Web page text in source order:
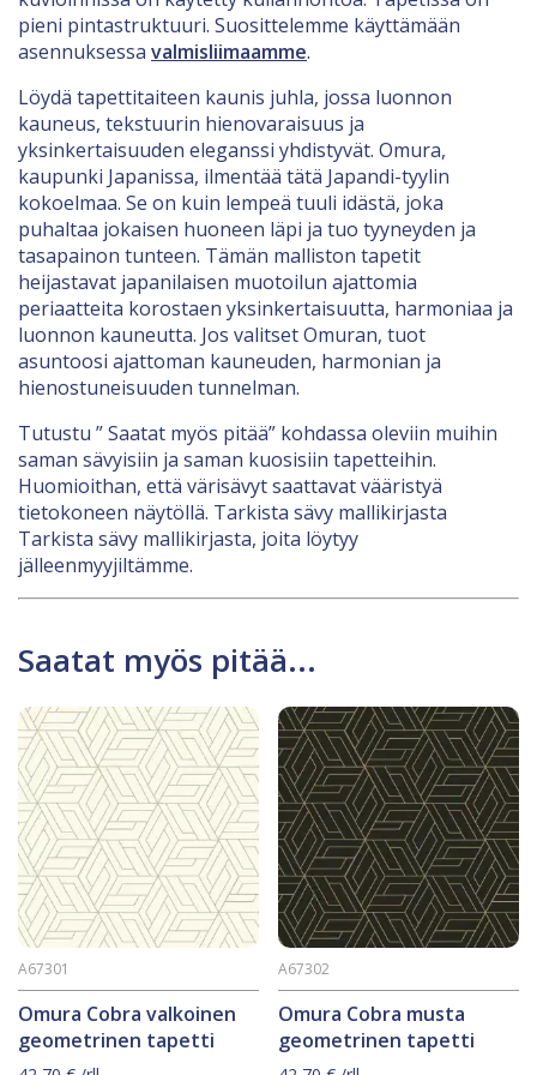
pieni pintastruktuuri. Suosittelemme käyttämään
asennuksessa valmisliimaamme.
Löydä tapettitaiteen kaunis juhla, jossa luonnon
kauneus, tekstuurin hienovaraisuus ja
yksinkertaisuuden eleganssi yhdistyvät. Omura,
kaupunki Japanissa, ilmentää tätä Japandi-tyylin
kokoelmaa. Se on kuin lempeä tuuli idästä, joka
puhaltaa jokaisen huoneen läpi ja tuo tyyneyden ja
tasapainon tunteen. Tämän malliston tapetit
heijastavat japanilaisen muotoilun ajattomia
periaatteita korostaen yksinkertaisuutta, harmoniaa ja
luonnon kauneutta. Jos valitset Omuran, tuot
asuntoosi ajattoman kauneuden, harmonian ja
hienostuneisuuden tunnelman.
Tutustu ” Saatat myös pitää” kohdassa oleviin muihin
saman sävyisiin ja saman kuosisiin tapetteihin.
Huomioithan, että värisävyt saattavat vääristyä
tietokoneen näytöllä. Tarkista sävy mallikirjasta
Tarkista sävy mallikirjasta, joita löytyy
jälleenmyyjiltämme.
Saatat myös pitää...
Omura Cobra valkoinen
geometrinen tapetti
A67301
Omura Cobra musta
geometrinen tapetti
A67302